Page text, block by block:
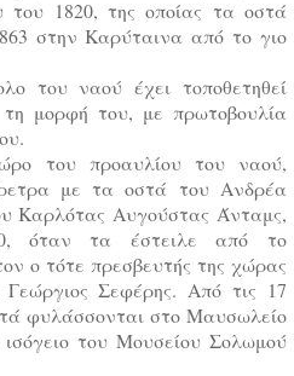
του 1820, της οποίας τα οστά
στην Καρύταινα από το γιο
του ναού έχει τοποθετηθεί
τη μορφή του, με πρωτοβουλία
του προαυλίου του ναού,
με τα οστά του Ανδρέα
Καρλότας Αυγούστας Άνταμς,
όταν τα έστειλε από το
ο τότε πρεσβευτής της χώρας
Σεφέρης. Από τις 17
φυλάσσονται στο Μαυσωλείο
του Μουσείου Σολωμού